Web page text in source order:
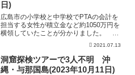
日)
広島市の小学校と中学校でPTAの会計を
担当する女性が積立金など約1050万円を
横領していたことが分かりました。 広
島市西区の市立小学校のPTAで先月30
日、創立行事のための積立金など約680万
円がなくなっていることが分かりまし
た。 PTAの...
2021.07.13
洞窟探検ツアーで3人不明 沖
縄・与那国島(2023年10月11日)